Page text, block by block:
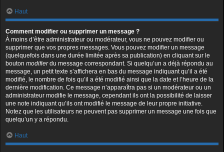
Haut
Comment modifier ou supprimer un message ?
À moins d’être administrateur ou modérateur, vous ne pouvez modifier ou
supprimer que vos propres messages. Vous pouvez modifier un message
(quelquefois dans une durée limitée après sa publication) en cliquant sur le
bouton modifierdu message correspondant. Si quelqu’un a déjà répondu au
message, un petit texte s’affichera en bas du message indiquant qu’il a été
modifié, le nombre de fois qu’il a été modifié ainsi que la date et l’heure de la
dernière modification. Ce message n’apparaîtra pas si un modérateur ou un
administrateur modifie le message, cependant ils ont la possibilité de laisser
une note indiquant qu’ils ont modifié le message de leur propre initiative.
Notez que les utilisateurs ne peuvent pas supprimer un message une fois que
quelqu’un y a répondu.
Haut